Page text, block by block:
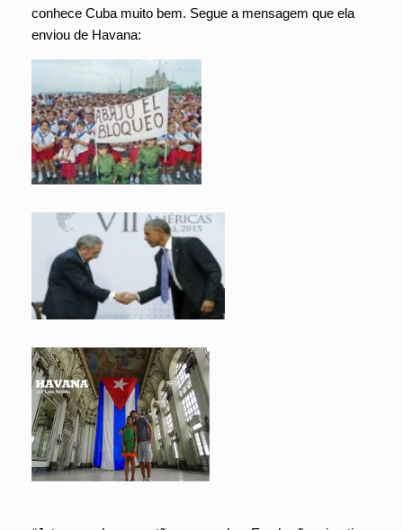
conhece Cuba muito bem. Segue a mensagem que ela
enviou de Havana: